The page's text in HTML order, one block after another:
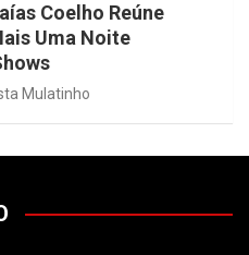
Coelho Reúne
Uma Noite
Mulatinho